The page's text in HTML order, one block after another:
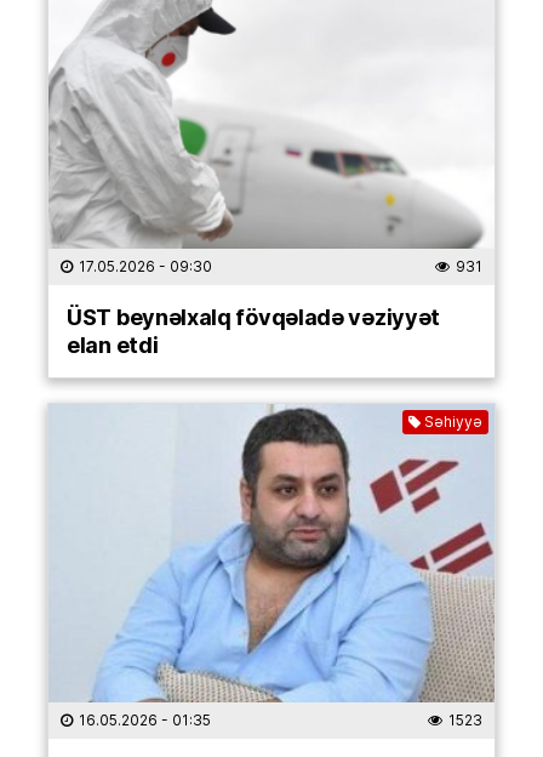
17.05.2026 - 09:30 931
ÜST beynəlxalq fövqəladə vəziyyət
elan etdi
Səhiyyə
16.05.2026 - 01:35 1523